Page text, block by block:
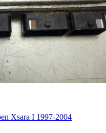
Xsara I 1997-2004